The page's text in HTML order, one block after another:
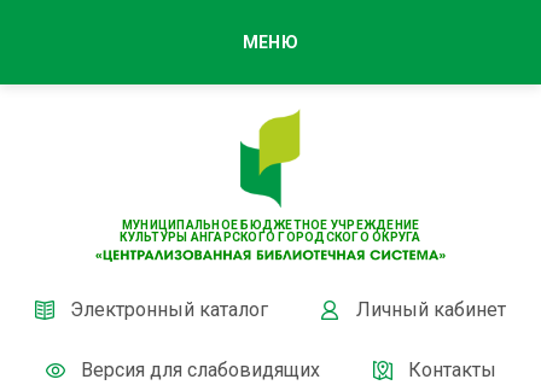
МУНИЦИПАЛЬНОЕ БЮДЖЕТНОЕ УЧРЕЖДЕНИЕ
КУЛЬТУРЫ АНГАРСКОГО ГОРОДСКОГО ОКРУГА
Электронный каталог Личный кабинет
Версия для слабовидящих Контакты
МЕНЮ